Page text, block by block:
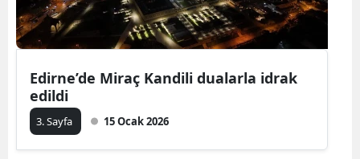
Edirne’de Miraç Kandili dualarla idrak
edildi
3. Sayfa 15 Ocak 2026